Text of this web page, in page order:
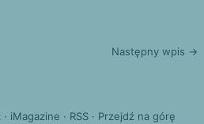
Następny wpis →
· iMagazine · RSS· Przejdź na górę